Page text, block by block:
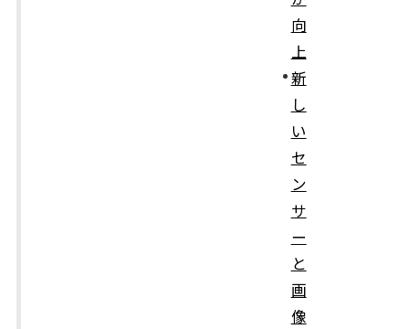
向
上
新
し
い
セ
ン
サ
ー
と
画
像